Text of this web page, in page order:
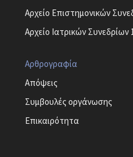
Αρχείο Επιστημονικών
Αρχείο Ιατρικών Συνεδρίων
Αρθρογραφία
Απόψεις
Συμβουλές οργάνωσης
Επικαιρότητα